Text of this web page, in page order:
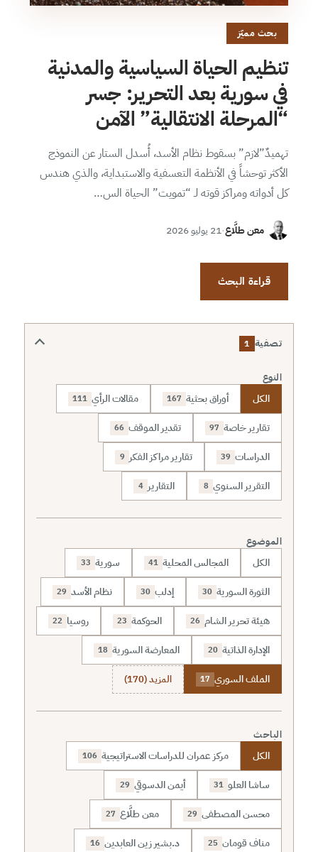
بحث مميّز
تنظيم الحياة السياسية والمدنية
في سورية بعد التحرير: جسر
“المرحلة الانتقالية” الآمن
تهميدٌ”لازم” بسقوط نظام الأسد، أُسدل الستار عن النموذج
الأكثر توحشاً في الأنظمة التعسفية والاستبداية، والذي هندس
كل أدواته ومراكز قوته لـ “تمويت” الحياة الس…
معن طلَّاع·21 يوليو 2026
قراءة البحث
تصفية 1
النوع
الكل أوراق بحثية 167 مقالات الرأي 111
تقارير خاصة 97 تقدير الموقف 66
الدراسات 39 تقارير مراكز الفكر 9
التقرير السنوي 8 التقارير 4
الموضوع
الكل المجالس المحلية 41 سورية 33
الثورة السورية 30 إدلب 30 نظام الأسد 29
هيئة تحرير الشام 26 الحوكمة 23 روسيا 22
الإدارة الذاتية 20 المعارضة السورية 18
الملف السوري 17 المزيد (170)
الباحث
الكل مركز عمران للدراسات الاستراتيجية 106
ساشا العلو 31 أيمن الدسوقي 29
محسن المصطفى 29 معن طلَّاع 27
مناف قومان 25 د.بشير زين العابدين 16